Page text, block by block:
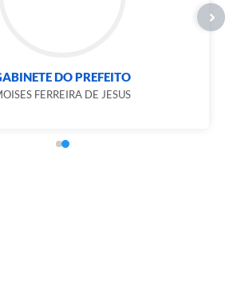
DO PREFEITO
FERREIRA DE JESUS